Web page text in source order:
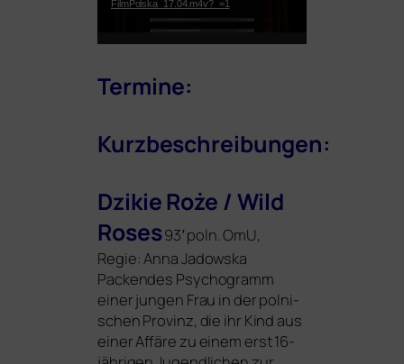
FilmPolska_17.04.m4v?_=1
Termine:
Kurzbeschreibungen:
Dzikie Roże / Wild
Roses93′ poln. OmU,
Regie: Anna Jadowska
Packendes Psychogramm
einer jun­gen Frau in der pol­ni­
schen Provinz, die ihr Kind aus
einer Affäre zu einem erst 16-